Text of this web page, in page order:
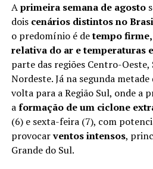
Aprimeira semana de agosto
dois cenários distintos no
o predomínio é detempo firme,
relativa do ar e temperaturas
parte das regiões Centro-Oeste,
Nordeste. Já na segunda metade
volta para a Região Sul, onde a
aformação de um ciclone
(6) e sexta-feira (7), com
provocarventos intensos,
Grande do Sul.